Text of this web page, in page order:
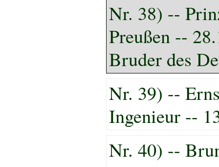
Nr. 38) --
Preußen --
Bruder des
Nr. 39) --
Ingenieur --
Nr. 40) --